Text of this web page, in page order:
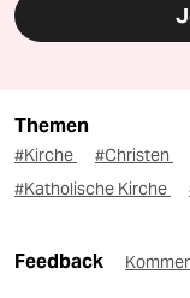
Themen
#Kirche #Christen
#Katholische Kirche
Feedback